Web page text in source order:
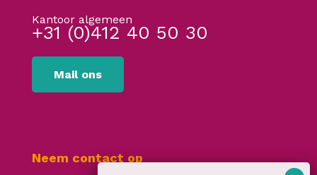
Kantoor algemeen
+31 (0)412 40 50 30
Mail ons
Neem contact op